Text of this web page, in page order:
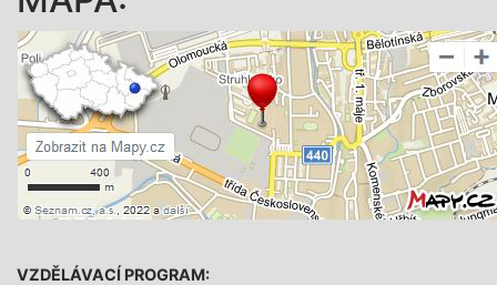
VZDĚLÁVACÍ PROGRAM: